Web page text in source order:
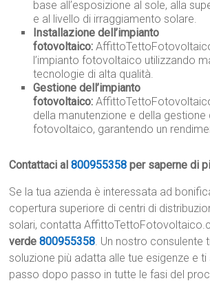
base all’esposizione al sole, alla
e al livello di irraggiamento solare.
Installazione dell’impianto
fotovoltaico:
l’impianto fotovoltaico utilizzando
tecnologie di alta qualità.
Gestione dell’impianto
fotovoltaico:
della manutenzione e della gestione
fotovoltaico, garantendo un
Contattaci al800955358 per saperne di
Se la tua azienda è interessata ad
copertura superiore di centri di
solari, contatta
verde800955358. Un nostro consulente
soluzione più adatta alle tue esigenze e
passo dopo passo in tutte le fasi del